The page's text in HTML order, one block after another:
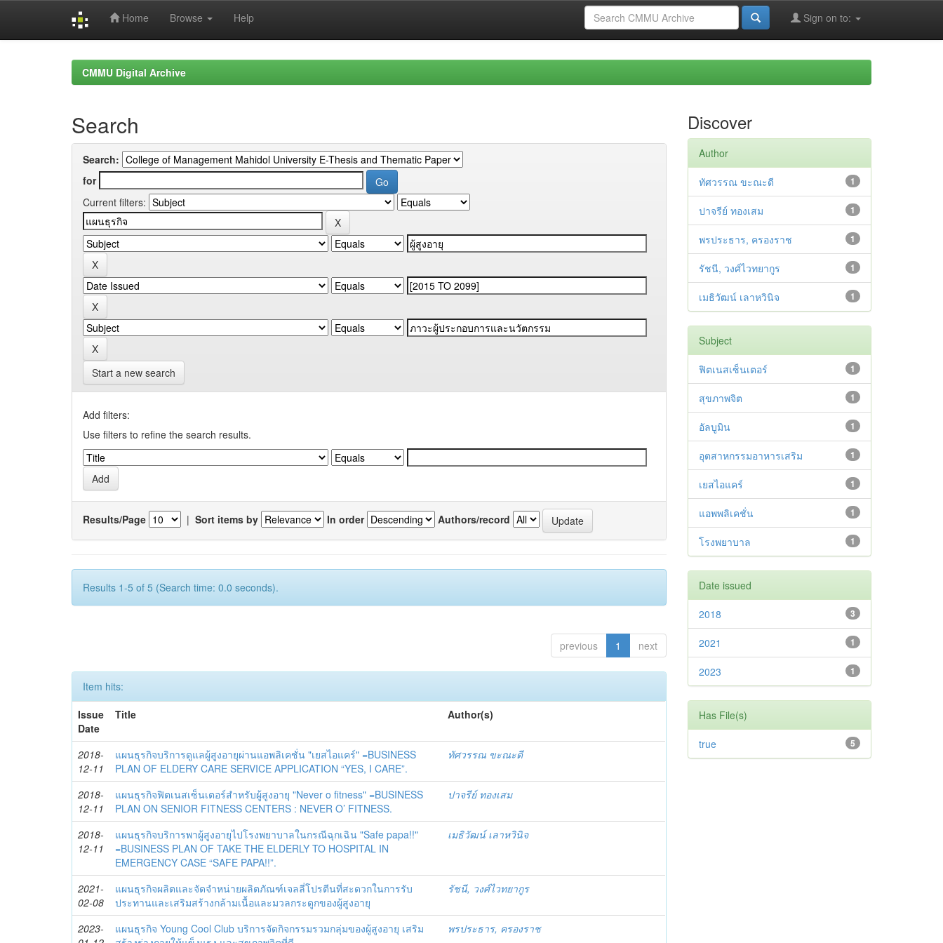
Home Browse Help Sign on to:
CMMU Digital Archive
Search
Search:
for
Current filters:
Start a new search
Add filters:
Use filters to refine the search results.
Results/Page | Sort items by In order Authors/record
Results 1-5 of 5 (Search time: 0.0 seconds).
previous 1 next
Item hits:
Issue
Date
Title Author(s)
2018-
12-11
แผนธุรกิจบริการดูแลผู้สูงอายุผ่านแอพลิเคชั่น "เยสไอแคร์" =BUSINESS
PLAN OF ELDERY CARE SERVICE APPLICATION “YES, I CARE”.
ทัศวรรณ ขะณะดี
2018-
12-11
แผนธุรกิจฟิตเนสเซ็นเตอร์สำหรับผู้สูงอายุ "Never o fitness" =BUSINESS
PLAN ON SENIOR FITNESS CENTERS : NEVER O’ FITNESS.
ปาจรีย์ ทองเสม
2018-
12-11
แผนธุรกิจบริการพาผู้สูงอายุไปโรงพยาบาลในกรณีฉุกเฉิน "Safe papa!!"
=BUSINESS PLAN OF TAKE THE ELDERLY TO HOSPITAL IN
EMERGENCY CASE “SAFE PAPA!!”.
เมธิวัฒน์ เลาหวินิจ
2021-
02-08
แผนธุรกิจผลิตและจัดจำหน่ายผลิตภัณฑ์เจลลี่โปรตีนที่สะดวกในการรับ
ประทานและเสริมสร้างกล้ามเนื้อและมวลกระดูกของผู้สูงอายุ
รัชนี, วงศ์ไวทยากูร
2023-
แผนธุรกิจ Young Cool Club บริการจัดกิจกรรมรวมกลุ่มของผู้สูงอายุ เสริม
พรประธาร, ครองราช
Discover
Author
1
ทัศวรรณ ขะณะดี
1
ปาจรีย์ ทองเสม
1
พรประธาร, ครองราช
1
รัชนี, วงศ์ไวทยากูร
1
เมธิวัฒน์ เลาหวินิจ
Subject
1
ฟิตเนสเซ็นเตอร์
1
สุขภาพจิต
1
อัลบูมิน
1
อุตสาหกรรมอาหารเสริม
1
เยสไอแคร์
1
แอพพลิเคชั่น
1
โรงพยาบาล
Date issued
3
2018
1
2021
1
2023
Has File(s)
5
true